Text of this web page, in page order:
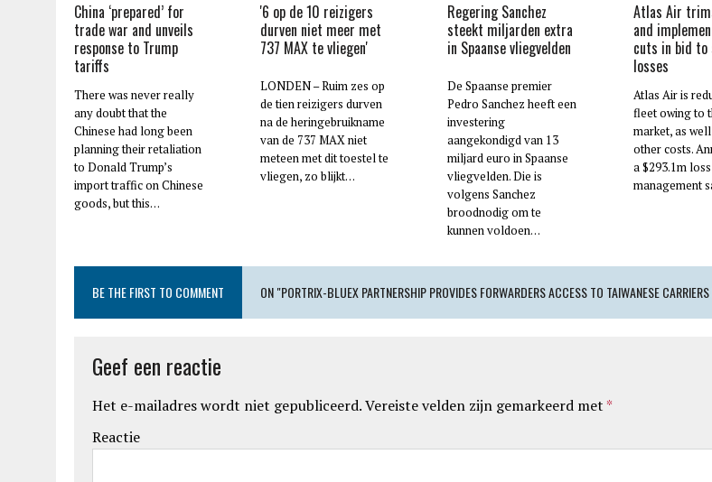
China ‘prepared’ for
trade war and unveils
response to Trump
tariffs
There was never really
any doubt that the
Chinese had long been
planning their retaliation
to Donald Trump’s
import traffic on Chinese
goods, but this…
'6 op de 10 reizigers
durven niet meer met
737 MAX te vliegen'
LONDEN – Ruim zes op
de tien reizigers durven
na de heringebruikname
van de 737 MAX niet
meteen met dit toestel te
vliegen, zo blijkt…
Regering Sanchez
steekt miljarden extra
in Spaanse vliegvelden
De Spaanse premier
Pedro Sanchez heeft een
investering
aangekondigd van 13
miljard euro in Spaanse
vliegvelden. Die is
volgens Sanchez
broodnodig om te
kunnen voldoen…
Atlas Air
and
cuts in bid to
losses
Atlas Air is
fleet owing to
market, as
other costs.
a $293.1m
management
BE THE FIRST TO COMMENT ON "PORTRIX-BLUEX PARTNERSHIP PROVIDES FORWARDERS ACCESS TO TAIWANESE
Geef een reactie
Het e-mailadres wordt niet gepubliceerd.Vereiste velden zijn gemarkeerd met *
Reactie